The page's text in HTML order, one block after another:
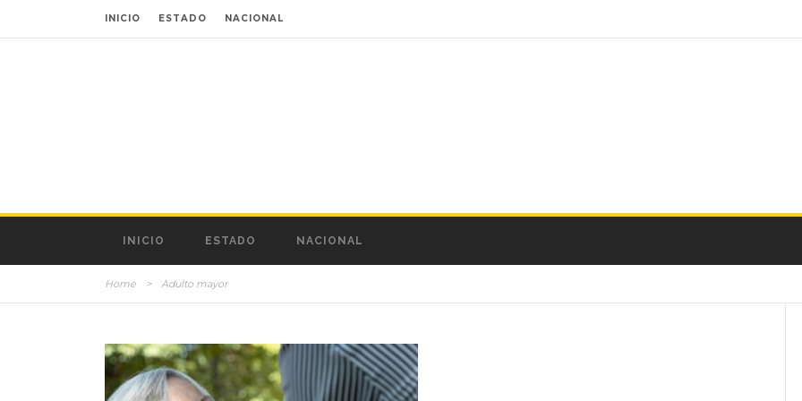
INICIO ESTADO NACIONAL
INICIO ESTADO NACIONAL
Home > Adulto mayor